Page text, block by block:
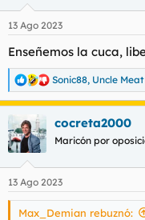
e
:
13 Ago 2023
Enseñemos la cuca,
R
e
c
c
i
e
s
Sonic88, Uncle Meat
cocreta2000
Maricón por
13 Ago 2023
Max_Demian rebuznó: